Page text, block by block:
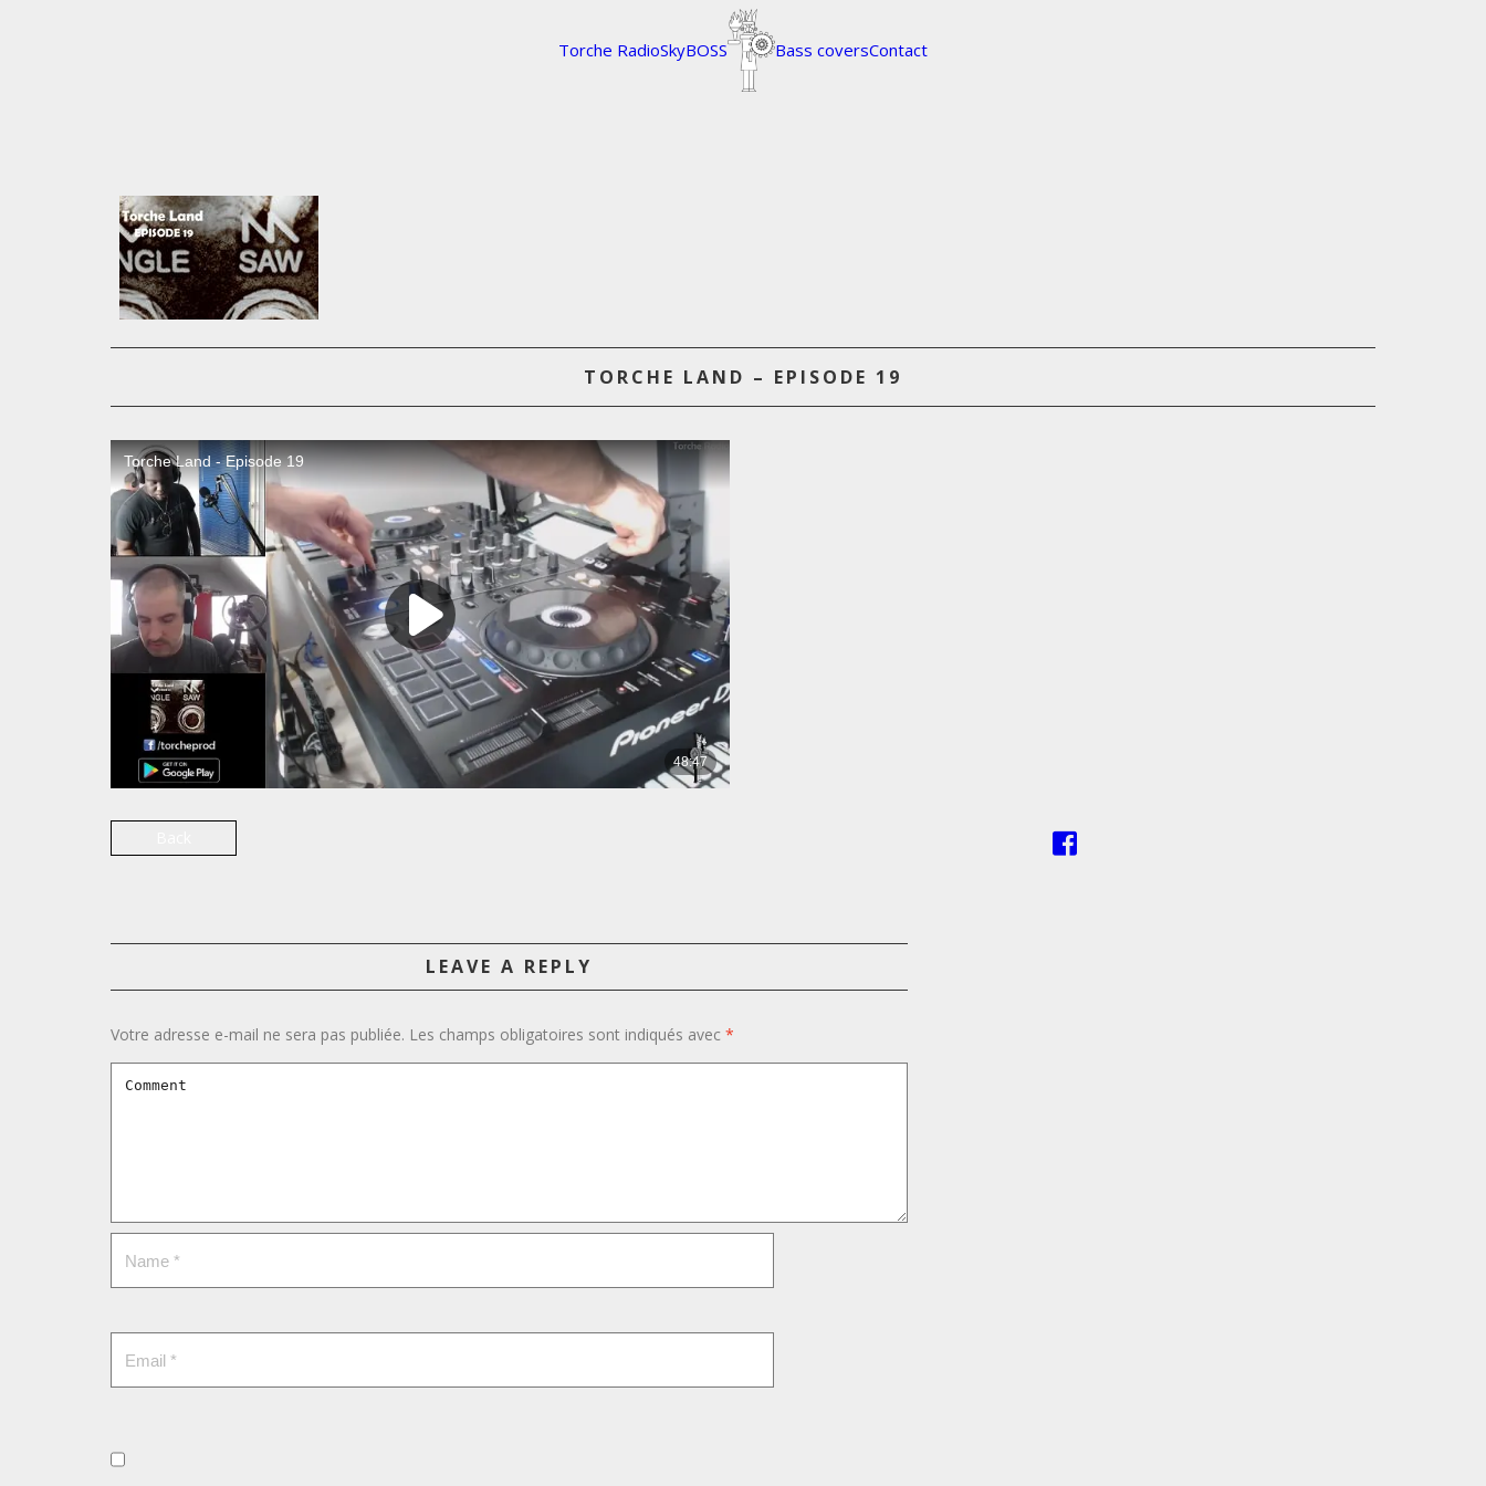
Torche RadioSkyBOSS Bass coversContact
TORCHE LAND – EPISODE 19
LEAVE A REPLY
Votre adresse e-mail ne sera pas publiée. Les champs obligatoires sont indiqués avec *